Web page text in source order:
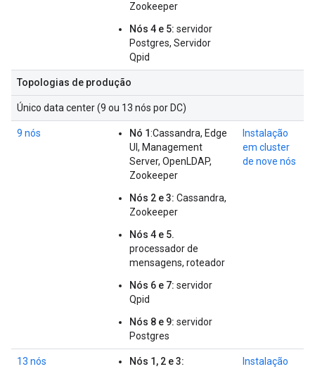
Zookeeper
Nós 4 e 5: servidor
Postgres, Servidor
Qpid
Topologias de produção
Único data center (9 ou 13 nós por DC)
9 nós Nó 1:Cassandra, Edge
UI, Management
Server, OpenLDAP,
Zookeeper
Nós 2 e 3: Cassandra,
Zookeeper
Nós 4 e 5.
processador de
mensagens, roteador
Nós 6 e 7: servidor
Qpid
Nós 8 e 9: servidor
Postgres
Instalação
em cluster
de nove nós
13 nós
Nós 1, 2 e 3:
Instalação